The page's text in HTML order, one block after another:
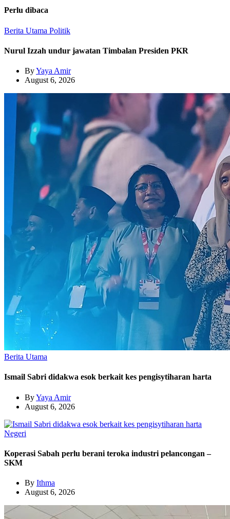
Perlu dibaca
Berita Utama Politik
Nurul Izzah undur jawatan Timbalan Presiden PKR
ByYaya Amir
August 6, 2026
Berita Utama
Ismail Sabri didakwa esok berkait kes pengisytiharan harta
ByYaya Amir
August 6, 2026
Negeri
Koperasi Sabah perlu berani teroka industri pelancongan –
SKM
By Ithma
August 6, 2026